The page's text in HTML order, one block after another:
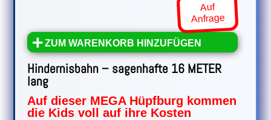
Auf
Anfrage
ZUM WARENKORB HINZUFÜGEN
Hindernisbahn – sagenhafte 16 METER
lang
Auf dieser MEGA Hüpfburg kommen
die Kids voll auf ihre Kosten